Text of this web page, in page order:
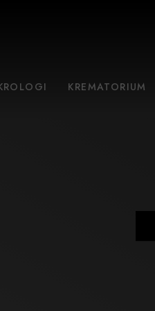
KREMATORIUM